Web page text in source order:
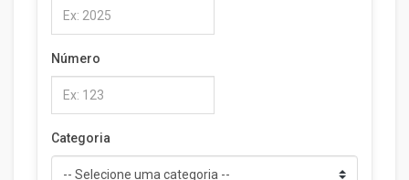
Número
Categoria